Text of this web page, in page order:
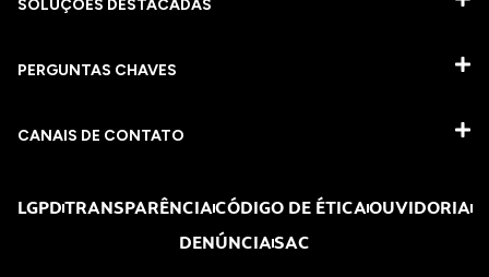
SOLUÇÕES DESTACADAS
PERGUNTAS CHAVES​
CANAIS DE CONTATO
LGPDTRANSPARÊNCIACÓDIGO DE ÉTICAOUVIDORIA
DENÚNCIASAC